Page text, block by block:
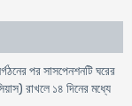
পর সাসপেনশনটি ঘরের
রাখলে ১৪ দিনের মধ্যে